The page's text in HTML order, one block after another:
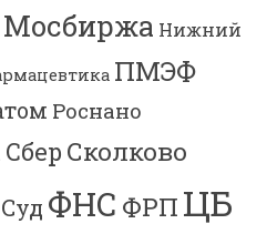
Мосбиржа Нижний
ПМЭФ
Роснано
Сбер Сколково
Суд ФНС ФРП ЦБ